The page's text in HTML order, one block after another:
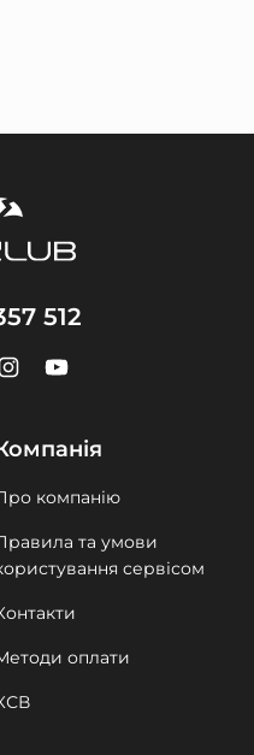
512
компанію
та умови
сервісом
оплати